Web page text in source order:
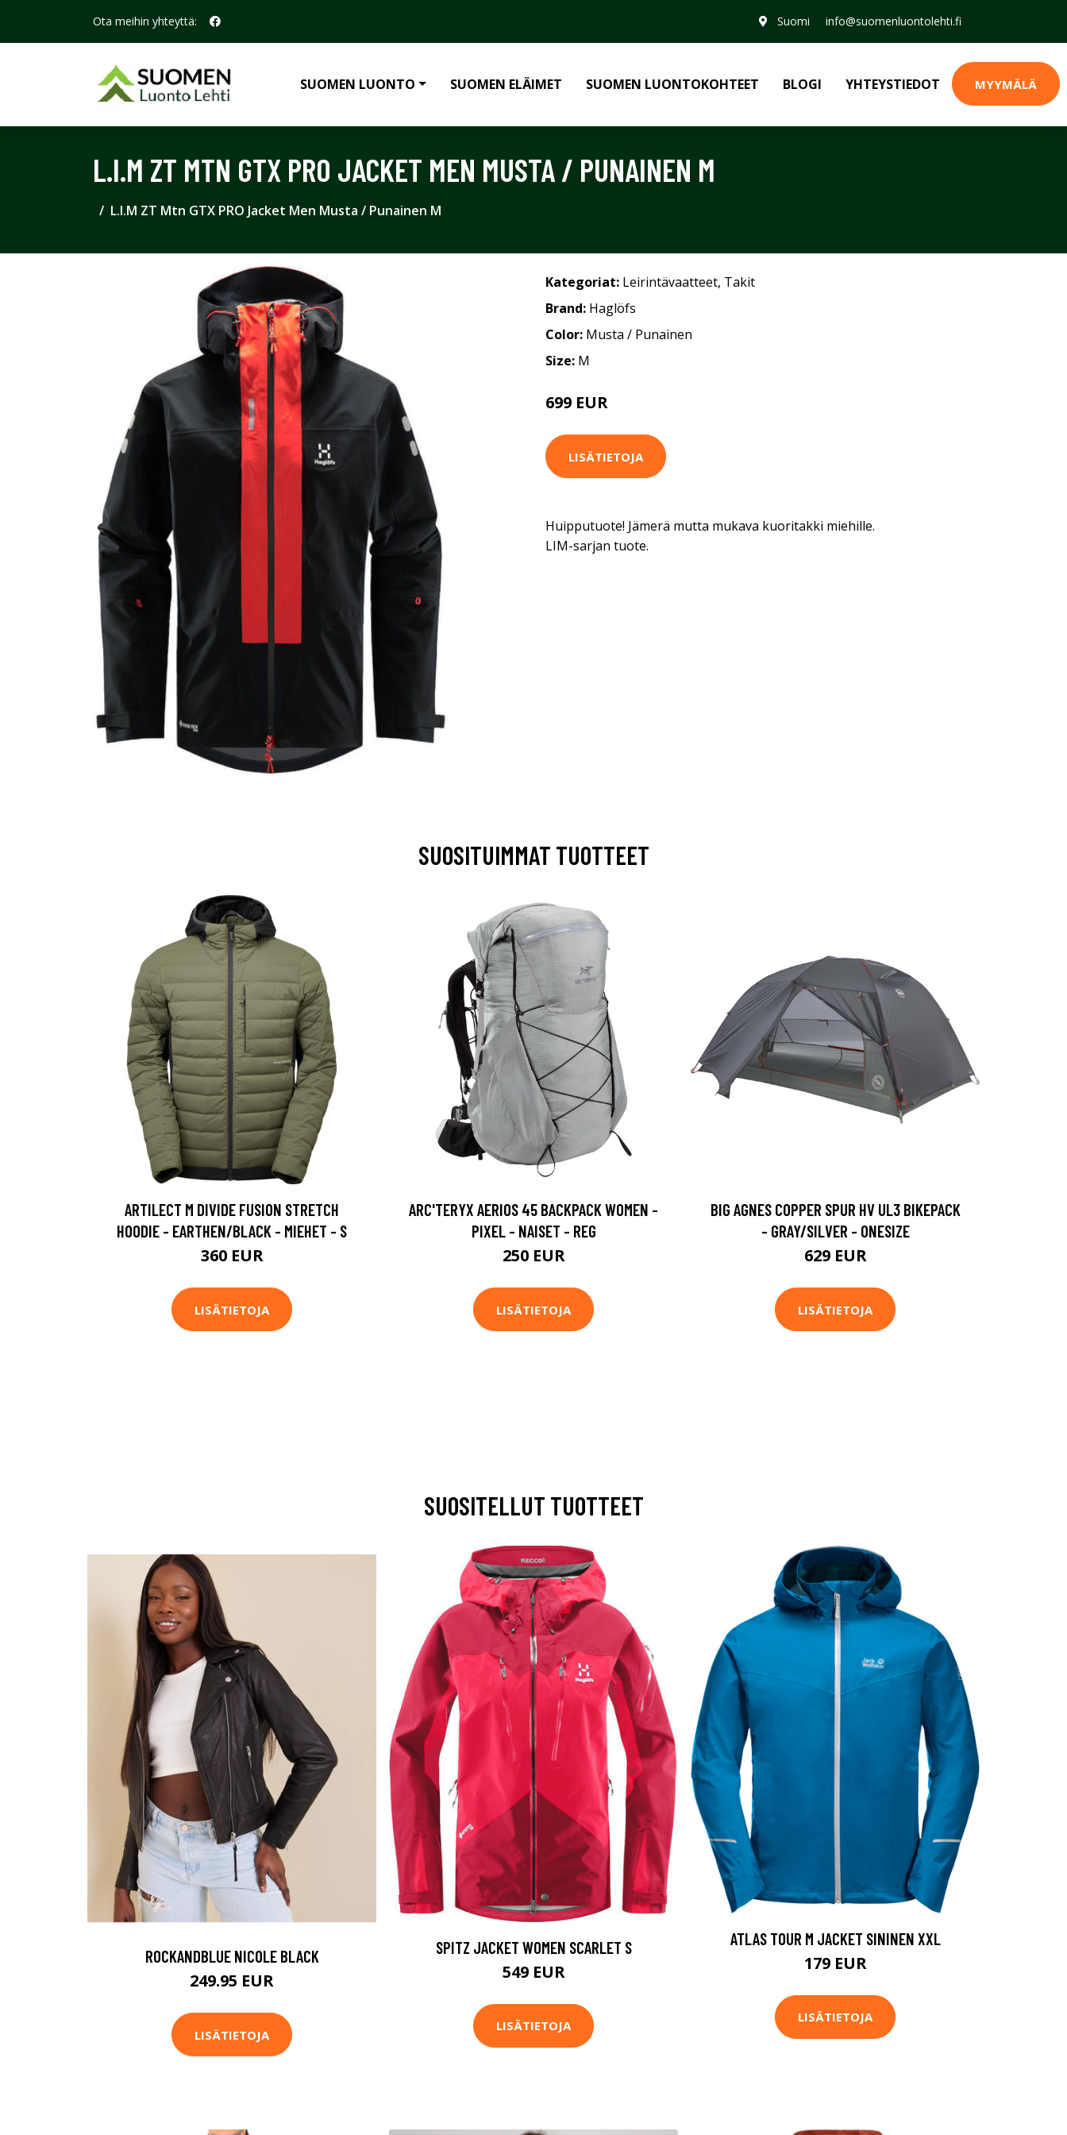
Ota meihin yhteyttä: Suomi info@suomenluontolehti.fi
SUOMEN LUONTO SUOMEN ELÄIMET SUOMEN LUONTOKOHTEET BLOGI YHTEYSTIEDOT MYYMÄLÄ
L.I.M ZT MTN GTX PRO JACKET MEN MUSTA / PUNAINEN M
L.I.M ZT Mtn GTX PRO Jacket Men Musta / Punainen M
Kategoriat: Leirintävaatteet, Takit
Brand: Haglöfs
Color: Musta / Punainen
Size: M
699 EUR
LISÄTIETOJA
Huipputuote! Jämerä mutta mukava kuoritakki miehille.
LIM-sarjan tuote.
SUOSITUIMMAT TUOTTEET
ARTILECT M DIVIDE FUSION STRETCH
HOODIE - EARTHEN/BLACK - MIEHET - S
360 EUR
LISÄTIETOJA
ARC'TERYX AERIOS 45 BACKPACK WOMEN -
PIXEL - NAISET - REG
250 EUR
LISÄTIETOJA
BIG AGNES COPPER SPUR HV UL3 BIKEPACK
- GRAY/SILVER - ONESIZE
629 EUR
LISÄTIETOJA
SUOSITELLUT TUOTTEET
ROCKANDBLUE NICOLE BLACK
249.95 EUR
LISÄTIETOJA
SPITZ JACKET WOMEN SCARLET S
549 EUR
LISÄTIETOJA
ATLAS TOUR M JACKET SININEN XXL
179 EUR
LISÄTIETOJA